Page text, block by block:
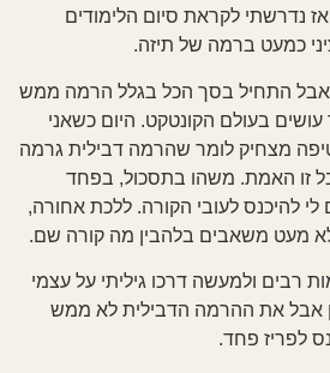
נדרשתי לקראת סיום הלימודים
כמעט ברמה של תיזה.
אבל התחיל בסך הכל בגלל הרמה ממש
בעולם הקונטקט. היום כשאני
מצחיק לומר שהרמה דבילית גרמה
זו האמת. משהו בתסכול, בפחד
להיכנס לעובי הקורה. ללכת אחורה,
מעט משאבים בלהבין מה קורה שם.
רבים ולמעשה דרכו גיליתי על עצמי
אבל את ההרמה הדבילית לא ממש
לפריז פחד.